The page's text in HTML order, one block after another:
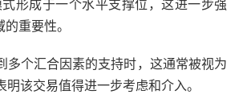
形成于一个水平支撑位，这进一步强
重要性。
多个汇合因素的支持时，这通常被视为
该交易值得进一步考虑和介入。